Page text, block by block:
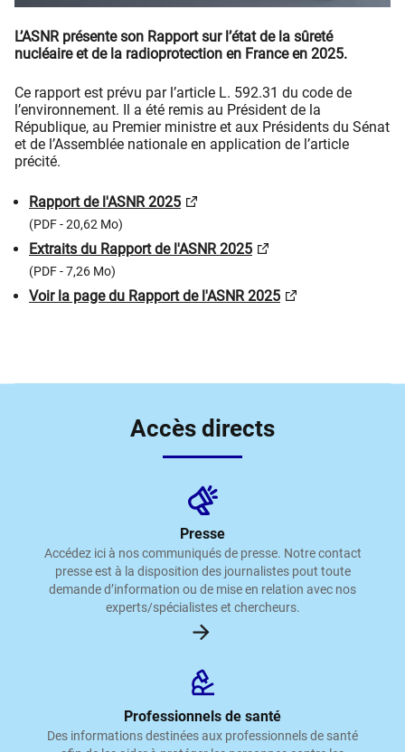
L’ASNR présente son Rapport sur l’état de la sûreté
nucléaire et de la radioprotection en France en 2025.
Ce rapport est prévu par l’article L. 592.31 du code de
l’environnement. Il a été remis au Président de la
République, au Premier ministre et aux Présidents du Sénat
et de l’Assemblée nationale en application de l’article
précité.
Rapport de l'ASNR 2025
(PDF - 20,62 Mo)
Extraits du Rapport de l'ASNR 2025
(PDF - 7,26 Mo)
Voir la page du Rapport de l'ASNR 2025
Accès directs
Presse
Accédez ici à nos communiqués de presse. Notre contact
presse est à la disposition des journalistes pout toute
demande d’information ou de mise en relation avec nos
experts/spécialistes et chercheurs.
Professionnels de santé
Des informations destinées aux professionnels de santé